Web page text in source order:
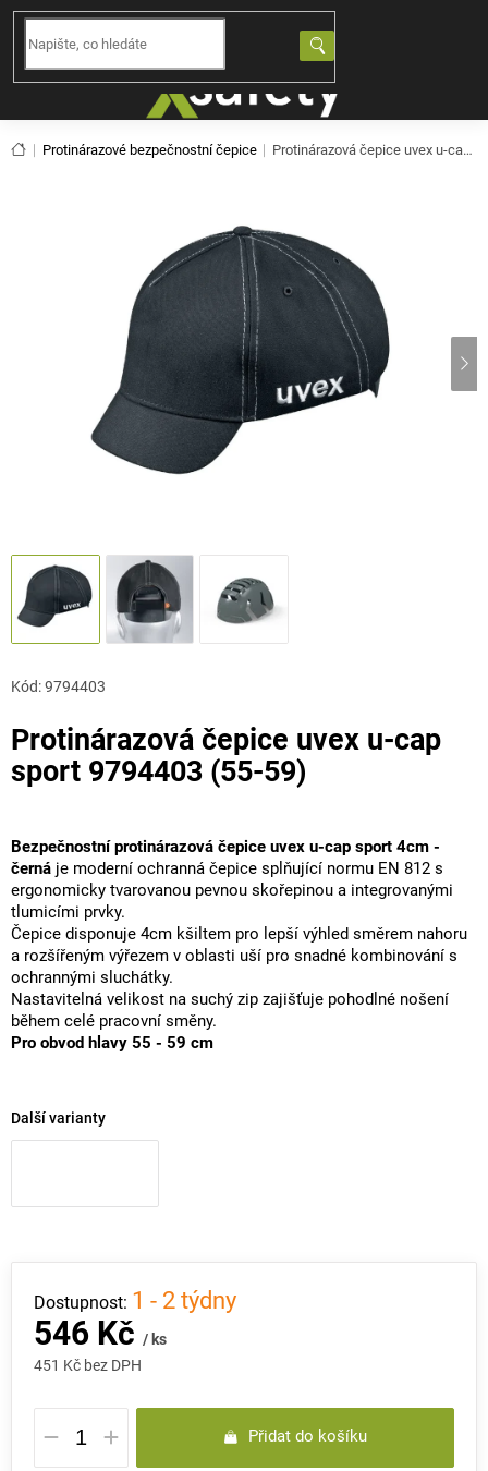
Přejít
obsah
Domů
Protinárazové bezpečnostní čepice Protinárazová čepice uvex u-cap sport 9794403 (55-59)
Protinárazová čepice uvex u-cap
sport 9794403 (55-59)
Kód:9794403
Bezpečnostní protinárazová čepice uvex u-cap sport 4cm -
černá je moderní ochranná čepice splňující normu EN 812 s
ergonomicky tvarovanou pevnou skořepinou a integrovanými
tlumicími prvky.
Čepice disponuje 4cm kšiltem pro lepší výhled směrem nahoru
a rozšířeným výřezem v oblasti uší pro snadné kombinování s
ochrannými sluchátky.
Nastavitelná velikost na suchý zip zajišťuje pohodlné nošení
během celé pracovní směny.
Pro obvod hlavy 55 - 59 cm
Další varianty
546 Kč / ks
451 Kč bez DPH
Měrná
cena:
1 - 2 týdny
Přidat do košíku